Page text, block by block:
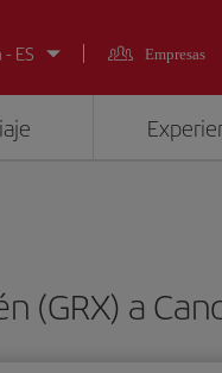
ES
Empresas
(GRX) a